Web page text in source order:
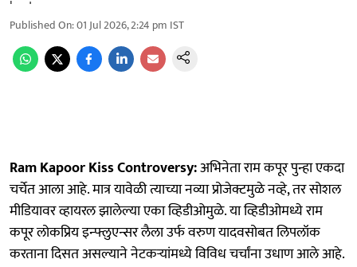
Published On:01 Jul 2026, 2:24 pm IST
Ram Kapoor Kiss Controversy:अभिनेता राम कपूर पुन्हा एकदा
चर्चेत आला आहे. मात्र यावेळी त्याच्या नव्या प्रोजेक्टमुळे नव्हे, तर सोशल
मीडियावर व्हायरल झालेल्या एका व्हिडीओमुळे. या व्हिडीओमध्ये राम
कपूर लोकप्रिय इन्फ्लुएन्सर लैला उर्फ वरुण यादवसोबत लिपलॉक
करताना दिसत असल्याने नेटकऱ्यांमध्ये विविध चर्चांना उधाण आले आहे.